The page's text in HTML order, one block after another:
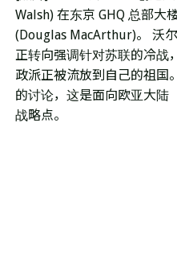
Walsh) 在东京 GHQ 总部大
(Douglas MacArthur)。 沃
正转向强调针对苏联的冷战
政派正被流放到自己的祖国
的讨论，这是面向欧亚大陆
战略点。